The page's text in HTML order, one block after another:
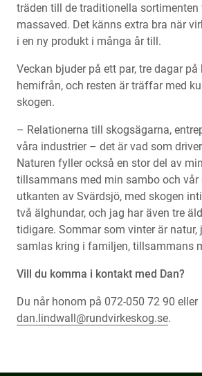
träden till de traditionella sortimenten
massaved. Det känns extra bra när
i en ny produkt i många år till.
Veckan bjuder på ett par, tre dagar
hemifrån, och resten är träffar med
skogen.
– Relationerna till skogsägarna,
våra industrier – det är vad som
Naturen fyller också en stor del av
tillsammans med min sambo och vår
utkanten av Svärdsjö, med skogen
två älghundar, och jag har även tre
tidigare. Sommar som vinter är natur,
samlas kring i familjen, tillsammans
Vill du komma i kontakt med Dan?
Du når honom på 072-050 72 90 eller
dan.lindwall@rundvirkeskog.se.